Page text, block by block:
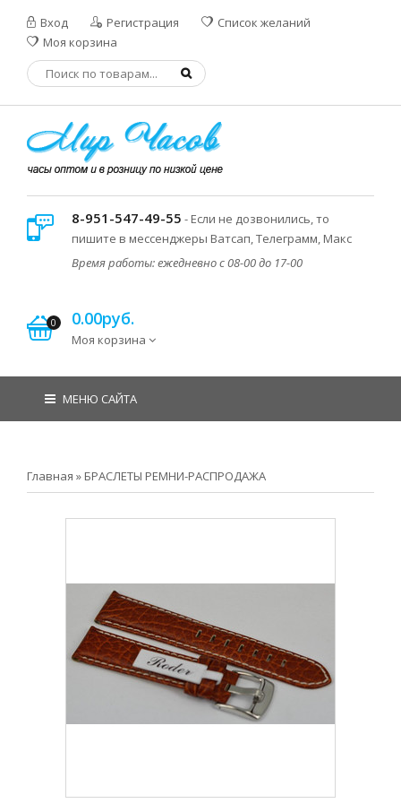
Вход Регистрация
Список желаний
Моя корзина
8-951-547-49-55 - Если не дозвонились, то
пишите в мессенджеры Ватсап, Телеграмм, Макс
Время работы: ежедневно с 08-00 до 17-00
0 0.00руб.
Моя корзина
МЕНЮ САЙТА
Главная » БРАСЛЕТЫ РЕМНИ-РАСПРОДАЖА